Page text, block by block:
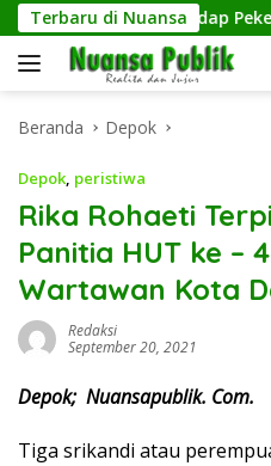
Langsung
ke
konten
Terbaru di Nuansa
terhadap Pekerja
Beranda Depok
Depok, peristiwa
Rika Rohaeti
Panitia HUT ke –
Wartawan Kota
Redaksi
September 20, 2021
Depok; Nuansapublik. Com.
Tiga srikandi atau